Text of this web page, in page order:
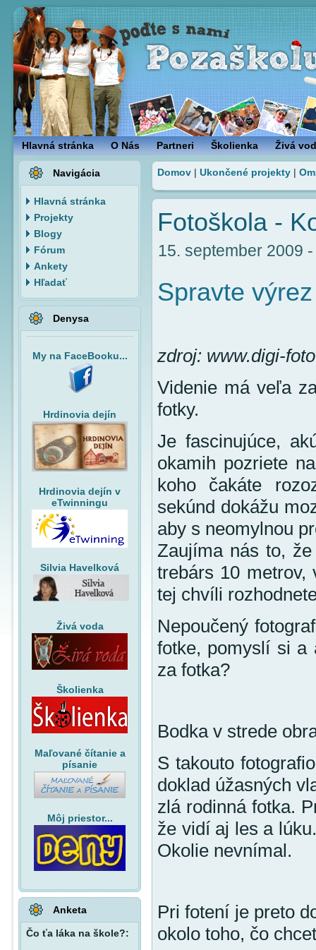
Hlavná stránka O Nás Partneri Školienka Živá
Navigácia
Hlavná stránka
Projekty
Blogy
Fórum
Ankety
Hľadať
Denysa
My na FaceBooku...
Hrdinovia dejín
Hrdinovia dejín v
eTwinningu
Silvia Havelková
Živá voda
Školienka
Maľované čítanie a
písanie
Môj priestor...
Anketa
Čo ťa láka na škole?:
Domov | Ukončené projekty |
Fotoškola -
15. september 2009
Spravte
zdroj: www.digi-
Videnie má veľa
fotky.
Je fascinujúce,
okamih pozriete
koho čakáte
sekúnd dokážu
aby s neomylnou
Zaujíma nás to,
trebárs 10
tej chvíli
Nepoučený
fotke, pomyslí si a
za fotka?
Bodka v strede
S takouto
doklad úžasných
zlá rodinná fotka.
že vidí aj les a
Okolie nevnímal.
Pri fotení je preto
okolo toho, čo